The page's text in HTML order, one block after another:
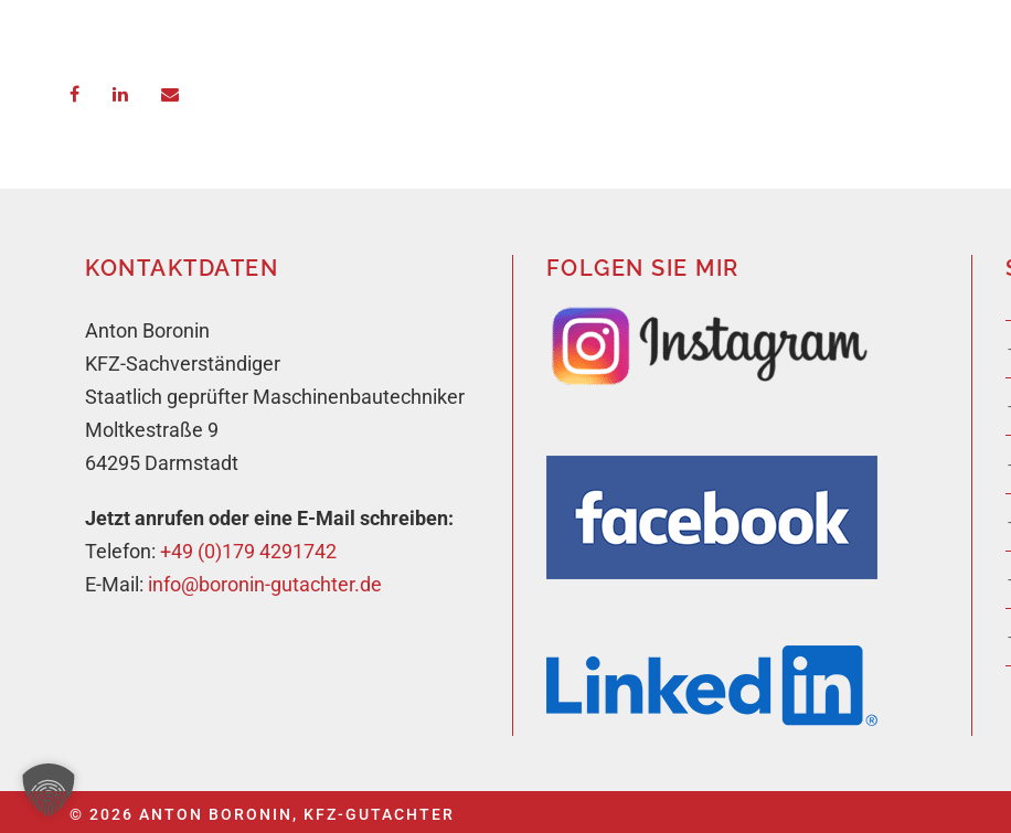
KONTAKTDATEN
Anton Boronin
KFZ-Sachverständiger
Staatlich geprüfter Maschinenbautechniker
Moltkestraße 9
64295 Darmstadt
Jetzt anrufen oder eine E-Mail schreiben:
Telefon: +49 (0)179 4291742
E-Mail: info@boronin-gutachter.de
FOLGEN SIE MIR
© 2026 ANTON BORONIN, KFZ-GUTACHTER